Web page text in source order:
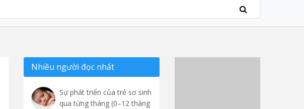
Nhiều người đọc nhất
Sự phát triển của trẻ sơ sinh
qua từng tháng (0–12 tháng